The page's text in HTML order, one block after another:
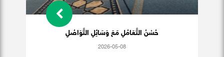
حُسْنُ التَّعَامُلِ مَعَ وَسَائِلِ التَّوَاصُلِ
2026-05-08